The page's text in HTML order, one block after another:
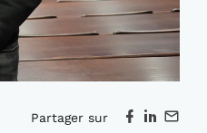
Partager sur